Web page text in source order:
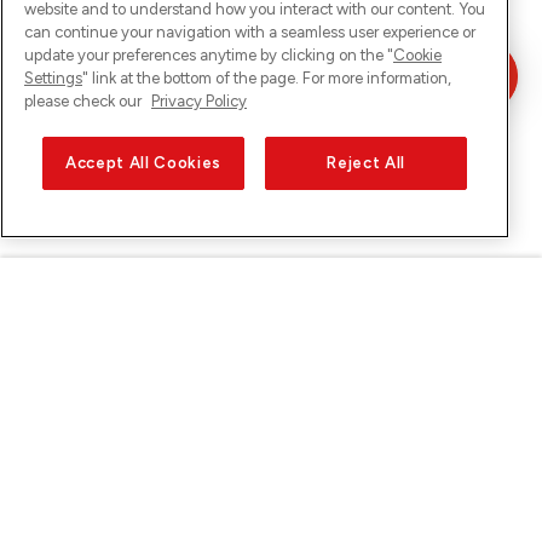
website and to understand how you interact with our content. You
can continue your navigation with a seamless user experience or
update your preferences anytime by clicking on the "Cookie
Settings" link at the bottom of the page. For more information,
please check our Privacy Policy
Accept All Cookies Reject All